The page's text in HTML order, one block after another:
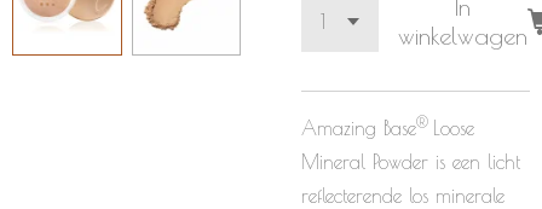
In
winkelwagen
Amazing Base®
Loose
Mineral Powder is een licht
reflecterende los minerale